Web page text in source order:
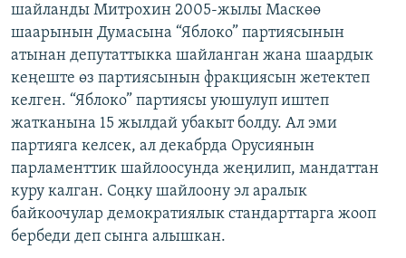
ЭЕ/АРнун бардык сайттары
шайланды Митрохин 2005-жылы Маскөө
шаарынын Думасына “Яблоко” партиясынын
атынан депутаттыкка шайланган жана шаардык
кеңеште өз партиясынын фракциясын жетектеп
келген. “Яблоко” партиясы уюшулуп иштеп
жатканына 15 жылдай убакыт болду. Ал эми
партияга келсек, ал декабрда Орусиянын
парламенттик шайлоосунда жеңилип, мандаттан
куру калган. Соңку шайлоону эл аралык
байкоочулар демократиялык стандарттарга жооп
бербеди деп сынга алышкан.